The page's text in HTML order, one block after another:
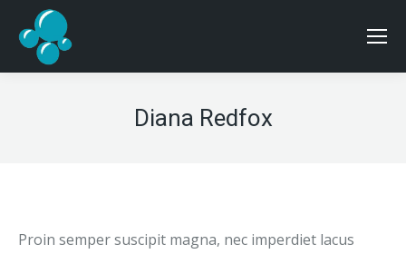
Diana Redfox
Proin semper suscipit magna, nec imperdiet lacus